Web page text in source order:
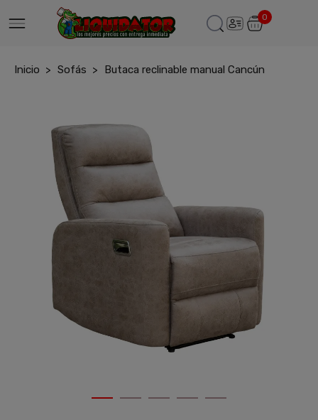
0
Inicio Sofás Butaca reclinable manual Cancún